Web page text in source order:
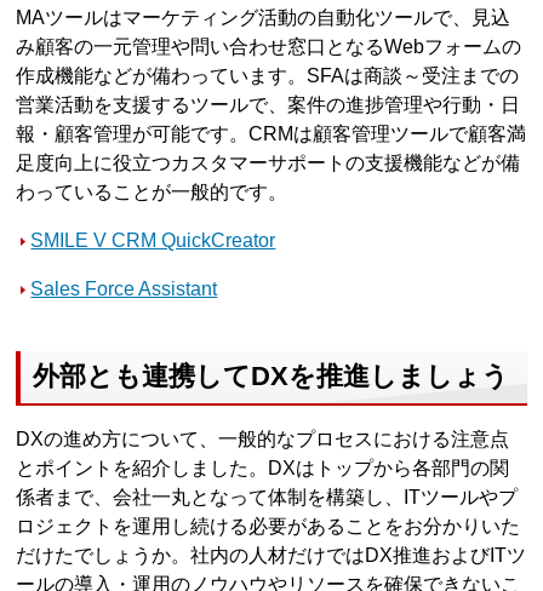
MAツールはマーケティング活動の自動化ツールで、見込
み顧客の一元管理や問い合わせ窓口となるWebフォームの
作成機能などが備わっています。SFAは商談～受注までの
営業活動を支援するツールで、案件の進捗管理や行動・日
報・顧客管理が可能です。CRMは顧客管理ツールで顧客満
足度向上に役立つカスタマーサポートの支援機能などが備
わっていることが一般的です。
SMILE V CRM QuickCreator
Sales Force Assistant
外部とも連携してDXを推進しましょう
DXの進め方について、一般的なプロセスにおける注意点
とポイントを紹介しました。DXはトップから各部門の関
係者まで、会社一丸となって体制を構築し、ITツールやプ
ロジェクトを運用し続ける必要があることをお分かりいた
だけたでしょうか。社内の人材だけではDX推進およびITツ
ールの導入・運用のノウハウやリソースを確保できないこ